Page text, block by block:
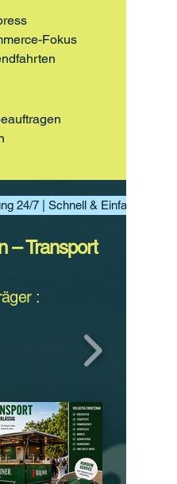
Fokus
24/7 | Schnell & Einfach
– Transport
: